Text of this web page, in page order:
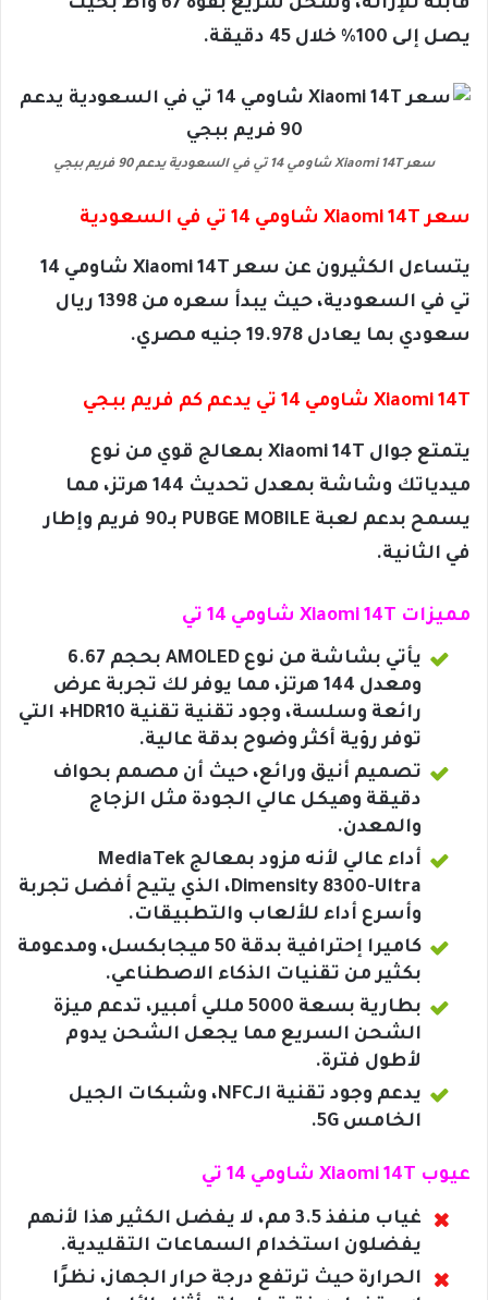
قابلة للإزالة، وشحن سريع بقوة 67 واط بحيث
يصل إلى 100% خلال 45 دقيقة.
سعر Xiaomi 14T شاومي 14 تي في السعودية يدعم 90 فريم ببجي
سعر Xiaomi 14T شاومي 14 تي في السعودية
يتساءل الكثيرون عن سعر Xiaomi 14T شاومي 14
تي في السعودية، حيث يبدأ سعره من 1398 ريال
سعودي بما يعادل 19.978 جنيه مصري.
Xiaomi 14T شاومي 14 تي يدعم كم فريم ببجي
يتمتع جوال Xiaomi 14T بمعالج قوي من نوع
ميدياتك وشاشة بمعدل تحديث 144 هرتز، مما
يسمح بدعم لعبة PUBGE MOBILE بـ90 فريم وإطار
في الثانية.
مميزات Xiaomi 14T شاومي 14 تي
يأتي بشاشة من نوع AMOLED بحجم 6.67
ومعدل 144 هرتز، مما يوفر لك تجربة عرض
رائعة وسلسة، وجود تقنية تقنية HDR10+ التي
توفر رؤية أكثر وضوح بدقة عالية.
تصميم أنيق ورائع، حيث أن مصمم بحواف
دقيقة وهيكل عالي الجودة مثل الزجاج
والمعدن.
أداء عالي لأنه مزود بمعالج MediaTek
Dimensity 8300-Ultra، الذي يتيح أفضل تجربة
وأسرع أداء للألعاب والتطبيقات.
كاميرا إحترافية بدقة 50 ميجابكسل، ومدعومة
بكثير من تقنيات الذكاء الاصطناعي.
بطارية بسعة 5000 مللي أمبير، تدعم ميزة
الشحن السريع مما يجعل الشحن يدوم
لأطول فترة.
يدعم وجود تقنية الـNFC، وشبكات الجيل
الخامس 5G.
عيوب Xiaomi 14T شاومي 14 تي
غياب منفذ 3.5 مم، لا يفضل الكثير هذا لأنهم
يفضلون استخدام السماعات التقليدية.
الحرارة حيث ترتفع درجة حرار الجهاز، نظرًا